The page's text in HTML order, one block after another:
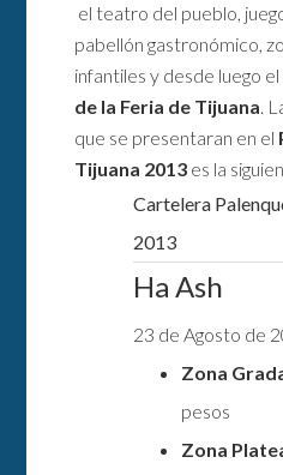
el teatro del pueblo,
pabellón gastronómico,
infantiles y desde luego
de la Feria de Tijuana.
que se presentaran en el
Tijuana 2013 es la
Cartelera
2013
Ha Ash
23 de Agosto de
Zona
pesos
Zona